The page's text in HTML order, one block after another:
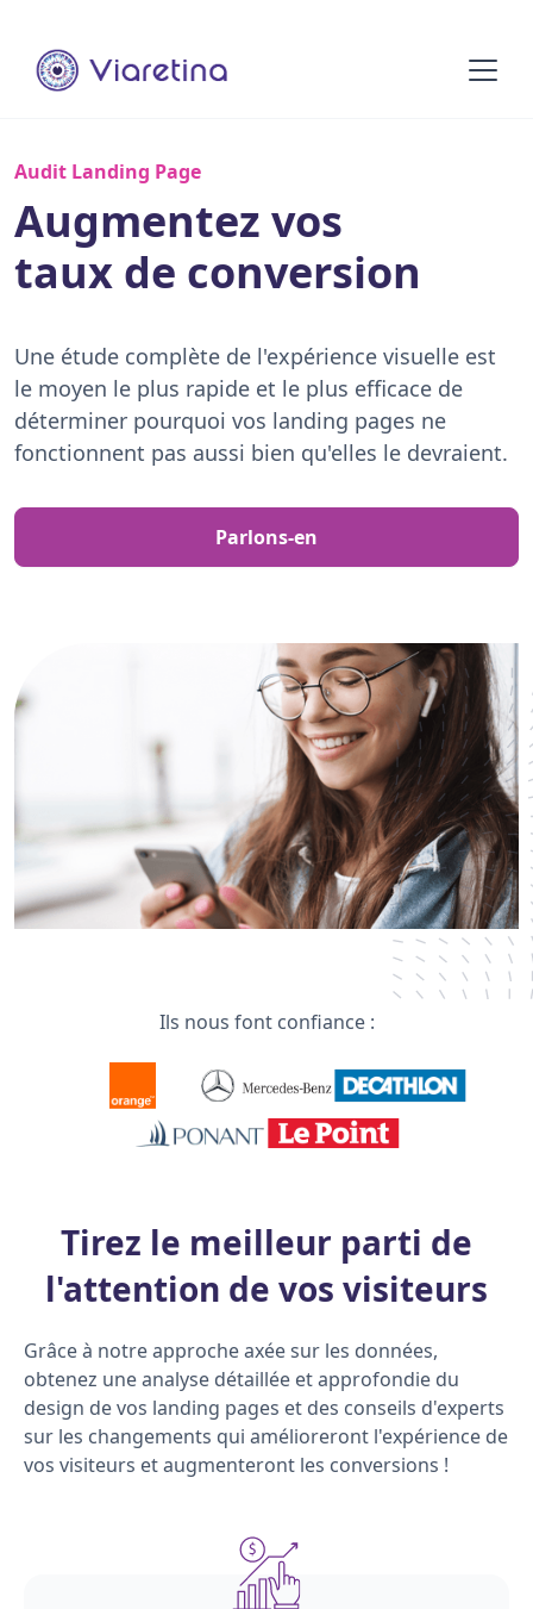
Audit Landing Page
Augmentez vos
taux de conversion
Une étude complète de l'expérience visuelle est
le moyen le plus rapide et le plus efficace de
déterminer pourquoi vos landing pages ne
fonctionnent pas aussi bien qu'elles le devraient.
Parlons-en
Ils nous font confiance :
Tirez le meilleur parti de
l'attention de vos visiteurs
Grâce à notre approche axée sur les données,
obtenez une analyse détaillée et approfondie du
design de vos landing pages et des conseils d'experts
sur les changements qui amélioreront l'expérience de
vos visiteurs et augmenteront les conversions !